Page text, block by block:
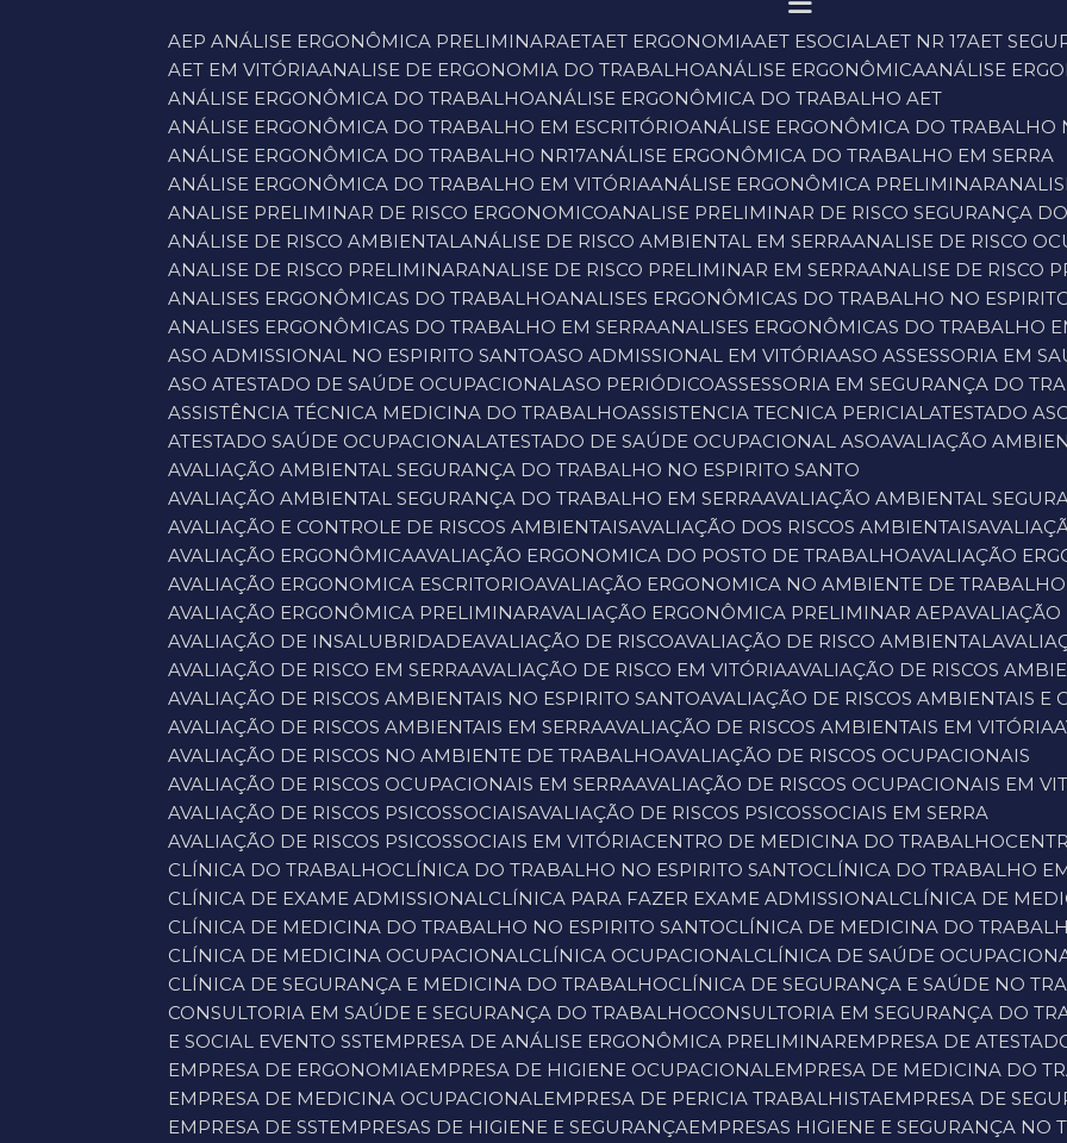
AEP ANÁLISE ERGONÔMICA PRELIMINAR AET AET ERGONOMIA AET ESOCIAL AET NR 17
AET
AET EM VITÓRIA
ANALISE DE ERGONOMIA DO TRABALHO ANÁLISE ERGONÔMICA
ANÁLISE
ANÁLISE ERGONÔMICA DO TRABALHO
ANÁLISE ERGONÔMICA DO TRABALHO AET
ANÁLISE ERGONÔMICA DO TRABALHO EM ESCRITÓRIO
ANÁLISE ERGONÔMICA DO TRABALHO
ANÁLISE ERGONÔMICA DO TRABALHO NR17
ANÁLISE ERGONÔMICA DO TRABALHO EM SERRA
ANÁLISE ERGONÔMICA DO TRABALHO EM VITÓRIA
ANÁLISE ERGONÔMICA PRELIMINAR
ANALISE PRELIMINAR DE RISCO ERGONOMICO
ANALISE PRELIMINAR DE RISCO SEGURANÇA
ANÁLISE DE RISCO AMBIENTAL
ANÁLISE DE RISCO AMBIENTAL EM SERRA
ANALISE DE RISCO
ANALISE DE RISCO PRELIMINAR
ANALISE DE RISCO PRELIMINAR EM SERRA
ANALISE DE RISCO
ANALISES ERGONÔMICAS DO TRABALHO
ANALISES ERGONÔMICAS DO TRABALHO NO
ANALISES ERGONÔMICAS DO TRABALHO EM SERRA
ANALISES ERGONÔMICAS DO TRABALHO
ASO ADMISSIONAL NO ESPIRITO SANTO ASO ADMISSIONAL EM VITÓRIA ASO ASSESSORIA EM
ASO ATESTADO DE SAÚDE OCUPACIONAL ASO PERIÓDICO ASSESSORIA EM SEGURANÇA DO
ASSISTÊNCIA TÉCNICA MEDICINA DO TRABALHO ASSISTENCIA TECNICA PERICIAL ATESTADO
ATESTADO SAÚDE OCUPACIONAL ATESTADO DE SAÚDE OCUPACIONAL ASO AVALIAÇÃO
AVALIAÇÃO AMBIENTAL SEGURANÇA DO TRABALHO NO ESPIRITO SANTO
AVALIAÇÃO AMBIENTAL SEGURANÇA DO TRABALHO EM SERRA AVALIAÇÃO AMBIENTAL
AVALIAÇÃO E CONTROLE DE RISCOS AMBIENTAIS AVALIAÇÃO DOS RISCOS AMBIENTAIS
AVALIAÇÃO ERGONÔMICA AVALIAÇÃO ERGONOMICA DO POSTO DE TRABALHO AVALIAÇÃO
AVALIAÇÃO ERGONOMICA ESCRITORIO AVALIAÇÃO ERGONOMICA NO AMBIENTE DE TRABALHO
AVALIAÇÃO ERGONÔMICA PRELIMINAR AVALIAÇÃO ERGONÔMICA PRELIMINAR AEP
AVALIAÇÃO DE INSALUBRIDADE AVALIAÇÃO DE RISCO AVALIAÇÃO DE RISCO AMBIENTAL
AVALIAÇÃO DE RISCO EM SERRA AVALIAÇÃO DE RISCO EM VITÓRIA AVALIAÇÃO DE RISCOS
AVALIAÇÃO DE RISCOS AMBIENTAIS NO ESPIRITO SANTO AVALIAÇÃO DE RISCOS AMBIENTAIS E
AVALIAÇÃO DE RISCOS AMBIENTAIS EM SERRA AVALIAÇÃO DE RISCOS AMBIENTAIS EM VITÓRIA
AVALIAÇÃO DE RISCOS NO AMBIENTE DE TRABALHO AVALIAÇÃO DE RISCOS OCUPACIONAIS
AVALIAÇÃO DE RISCOS OCUPACIONAIS EM SERRA AVALIAÇÃO DE RISCOS OCUPACIONAIS EM
AVALIAÇÃO DE RISCOS PSICOSSOCIAIS AVALIAÇÃO DE RISCOS PSICOSSOCIAIS EM SERRA
AVALIAÇÃO DE RISCOS PSICOSSOCIAIS EM VITÓRIA
CENTRO DE MEDICINA DO TRABALHO
CLÍNICA DO TRABALHO
CLÍNICA DO TRABALHO NO ESPIRITO SANTO
CLÍNICA DO TRABALHO
CLÍNICA DE EXAME ADMISSIONAL
CLÍNICA PARA FAZER EXAME ADMISSIONAL
CLÍNICA DE
CLÍNICA DE MEDICINA DO TRABALHO NO ESPIRITO SANTO
CLÍNICA DE MEDICINA DO
CLÍNICA DE MEDICINA OCUPACIONAL
CLÍNICA OCUPACIONAL
CLÍNICA DE SAÚDE
CLÍNICA DE SEGURANÇA E MEDICINA DO TRABALHO
CLÍNICA DE SEGURANÇA E SAÚDE NO
CONSULTORIA EM SAÚDE E SEGURANÇA DO TRABALHO
CONSULTORIA EM SEGURANÇA DO
E SOCIAL EVENTO SST EMPRESA DE ANÁLISE ERGONÔMICA PRELIMINAR
EMPRESA DE
EMPRESA DE ERGONOMIA EMPRESA DE HIGIENE OCUPACIONAL EMPRESA DE MEDICINA DO
EMPRESA DE MEDICINA OCUPACIONAL EMPRESA DE PERICIA TRABALHISTA EMPRESA DE
EMPRESA DE SST EMPRESAS DE HIGIENE E SEGURANÇA EMPRESAS HIGIENE E SEGURANÇA NO